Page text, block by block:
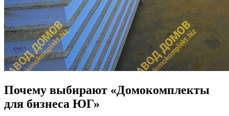
Почему выбирают «Домокомплекты
для бизнеса ЮГ»